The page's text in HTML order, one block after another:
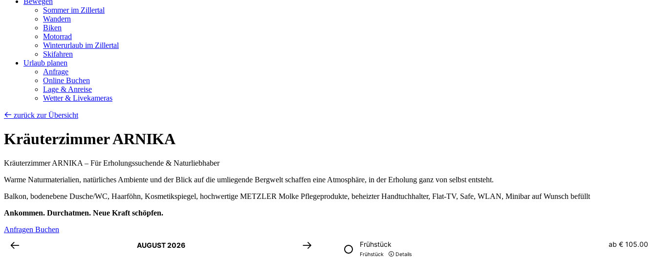
Sommer im Zillertal
Wandern
Biken
Motorrad
Winterurlaub im Zillertal
Skifahren
Urlaub planen
Anfrage
Online Buchen
Lage & Anreise
Wetter & Livekameras
zurück zur Übersicht
Kräuterzimmer ARNIKA
Kräuterzimmer ARNIKA – Für Erholungssuchende & Naturliebhaber
Warme Naturmaterialien, natürliches Ambiente und der Blick auf die umliegende Bergwelt schaffen eine Atmosphäre, in der Erholung ganz von selbst entsteht.
Balkon, bodenebene Dusche/WC, Haarföhn, Kosmetikspiegel, hochwertige METZLER Molke Pflegeprodukte, beheizter Handtuchhalter, Flat-TV, Safe, WLAN, Minibar auf Wunsch befüllt
Ankommen. Durchatmen. Neue Kraft schöpfen.
Anfragen Buchen
Frühstück
Frühstück Details
ab € 105.00
AUGUST 2026